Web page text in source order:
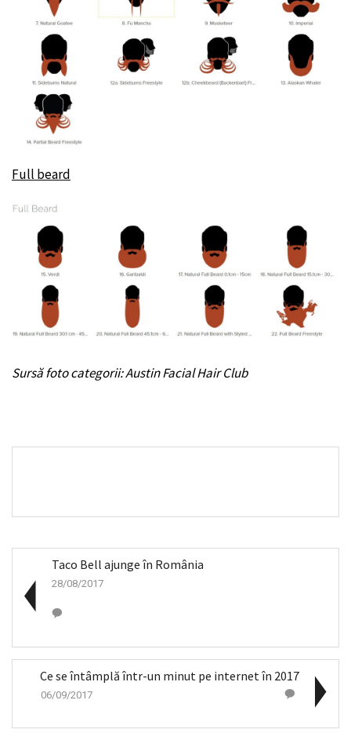
Full beard
Sursă foto categorii: Austin Facial Hair Club
Taco Bell ajunge în România
28/08/2017
Ce se întâmplă într-un minut pe internet în 2017
06/09/2017